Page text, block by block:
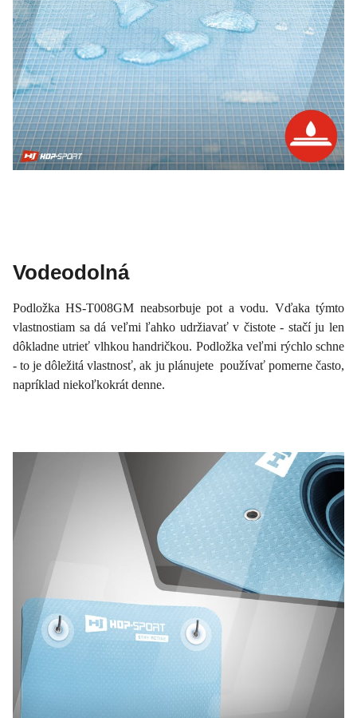
Vodeodolná
Podložka HS-T008GM neabsorbuje pot a vodu. Vďaka týmto
vlastnostiam sa dá veľmi ľahko udržiavať v čistote - stačí ju len
dôkladne utrieť vlhkou handričkou. Podložka veľmi rýchlo schne
- to je dôležitá vlastnosť, ak ju plánujete používať pomerne často,
napríklad niekoľkokrát denne.